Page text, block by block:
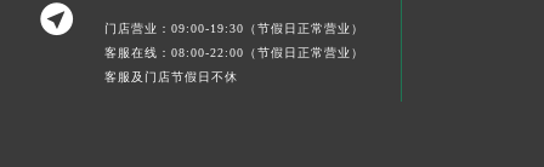

门店营业：09:00-19:30（节假日正常营业）
客服在线：08:00-22:00（节假日正常营业）
客服及门店节假日不休